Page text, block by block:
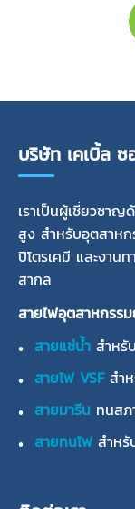
บริษัท เคเบิ้ล
เราเป็นผู้เชี่ยวชา
สูง สำหรับอุตสาห
ปิโตรเคมี และงาน
สากล
สายไฟอุตสาหกรร
สายแช่น้ำ สำหรั
สายไฟ VSF สำ
สายมารีน ทนสภ
สายทนไฟ สำหรั